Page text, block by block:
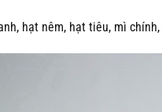
hạt nêm, hạt tiêu, mì